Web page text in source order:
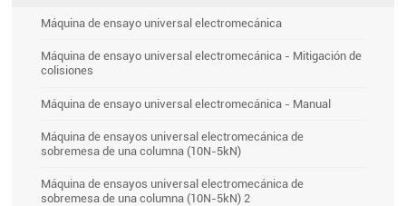
Máquina de ensayo universal electromecánica
Máquina de ensayo universal electromecánica - Mitigación de
colisiones
Máquina de ensayo universal electromecánica - Manual
Máquina de ensayos universal electromecánica de
sobremesa de una columna (10N-5kN)
Máquina de ensayos universal electromecánica de
sobremesa de una columna (10N-5kN) 2